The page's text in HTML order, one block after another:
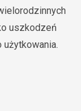
uszkodzeń